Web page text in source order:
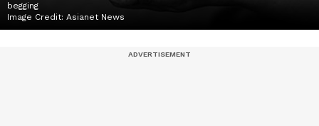
begging
Image Credit: Asianet News